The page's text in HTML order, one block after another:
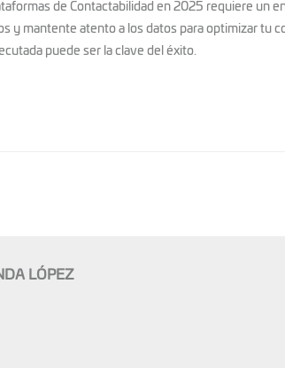
de Contactabilidad en 2025 requiere un
y mantente atento a los datos para optimizar tu
puede ser la clave del éxito.
LÓPEZ